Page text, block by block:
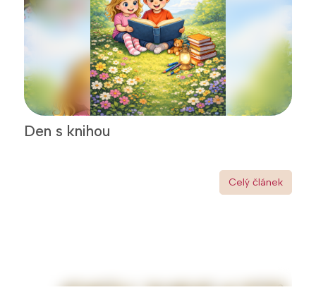
Den s knihou
Celý článek